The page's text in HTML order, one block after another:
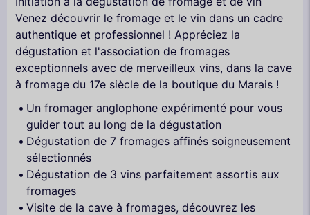
Venez découvrir le fromage et le vin dans un cadre
authentique et professionnel ! Appréciez la
dégustation et l'association de fromages
exceptionnels avec de merveilleux vins, dans la cave
à fromage du 17e siècle de la boutique du Marais !
Un fromager anglophone expérimenté pour vous
guider tout au long de la dégustation
Dégustation de 7 fromages affinés soigneusement
sélectionnés
Dégustation de 3 vins parfaitement assortis aux
fromages
Visite de la cave à fromages, découvrez les